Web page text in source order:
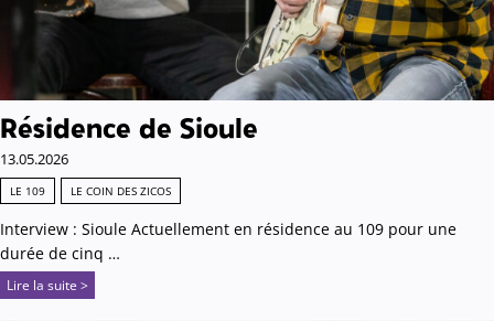
Résidence de Sioule
13.05.2026
LE 109 LE COIN DES ZICOS
Interview : Sioule Actuellement en résidence au 109 pour une
durée de cinq …
Lire la suite >